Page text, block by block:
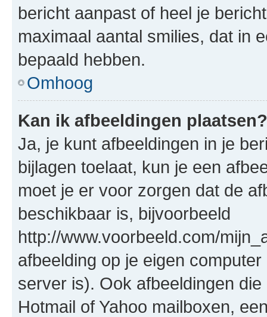
bericht aanpast of heel je
maximaal aantal smilies, dat in
bepaald hebben.
Omhoog
Kan ik afbeeldingen plaatsen?
Ja, je kunt afbeeldingen in je
bijlagen toelaat, kun je een
moet je er voor zorgen dat de
beschikbaar is, bijvoorbeeld
http://www.voorbeeld.com/
afbeelding op je eigen
server is). Ook afbeeldingen
Hotmail of Yahoo mailboxen,